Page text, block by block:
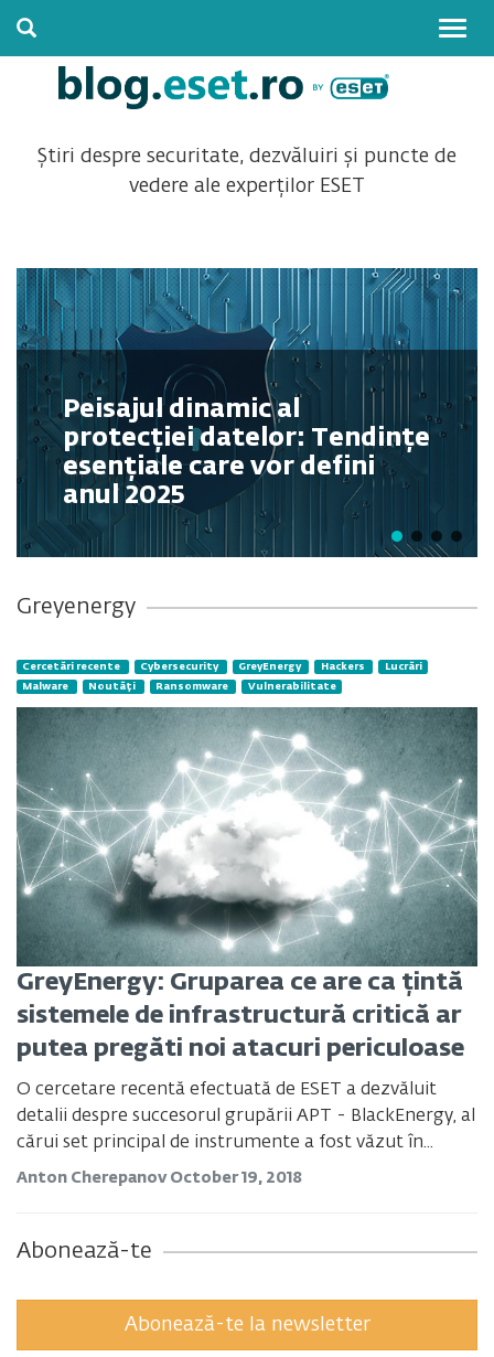
Știri despre securitate, dezvăluiri și puncte de
vedere ale experților ESET
Peisajul dinamic al
protecției datelor: Tendințe
esențiale care vor defini
anul 2025
Greyenergy
Cercetări recente Cybersecurity GreyEnergy Hackers
Lucrări
Malware
Noutăți Ransomware Vulnerabilitate
GreyEnergy: Gruparea ce are ca țintă
sistemele de infrastructură critică ar
putea pregăti noi atacuri periculoase
O cercetare recentă efectuată de ESET a dezvăluit
detalii despre succesorul grupării APT - BlackEnergy, al
cărui set principal de instrumente a fost văzut în...
Anton Cherepanov October 19, 2018
Abonează-te
Abonează-te la newsletter